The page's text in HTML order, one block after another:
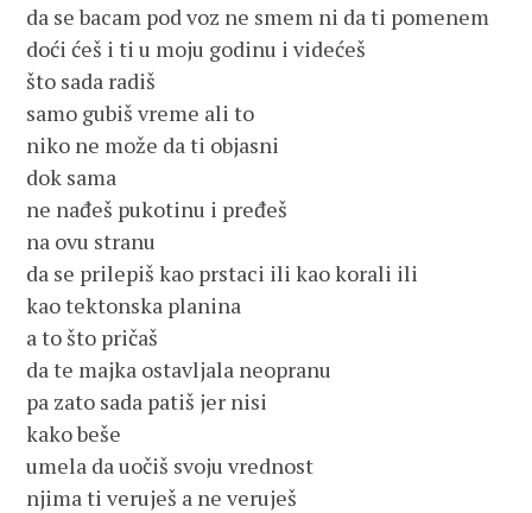
da se bacam pod voz ne smem ni da ti pomenem
doći ćeš i ti u moju godinu i videćeš
što sada radiš
samo gubiš vreme ali to
niko ne može da ti objasni
dok sama
ne nađeš pukotinu i pređeš
na ovu stranu
da se prilepiš kao prstaci ili kao korali ili
kao tektonska planina
a to što pričaš
da te majka ostavljala neopranu
pa zato sada patiš jer nisi
kako beše
umela da uočiš svoju vrednost
njima ti veruješ a ne veruješ